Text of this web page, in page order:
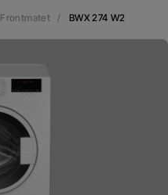
Frontmatet / BWX 274 W2